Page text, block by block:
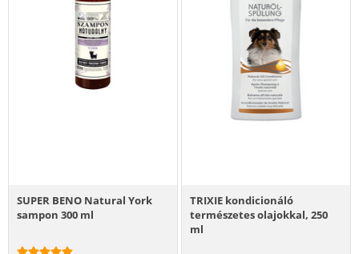
SUPER BENO Natural York
sampon 300 ml
TRIXIE kondicionáló
természetes olajokkal, 250
ml